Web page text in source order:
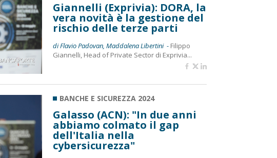
Giannelli (Exprivia): DORA, la
vera novità è la gestione del
rischio delle terze parti
di Flavio Padovan, Maddalena Libertini - Filippo
Giannelli, Head of Private Sector di Exprivia...
BANCHE E SICUREZZA 2024
Galasso (ACN): "In due anni
abbiamo colmato il gap
dell'Italia nella
cybersicurezza"